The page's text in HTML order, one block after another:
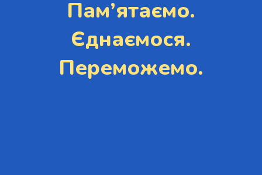
Пам’ятаємо.
Єднаємося.
Переможемо.